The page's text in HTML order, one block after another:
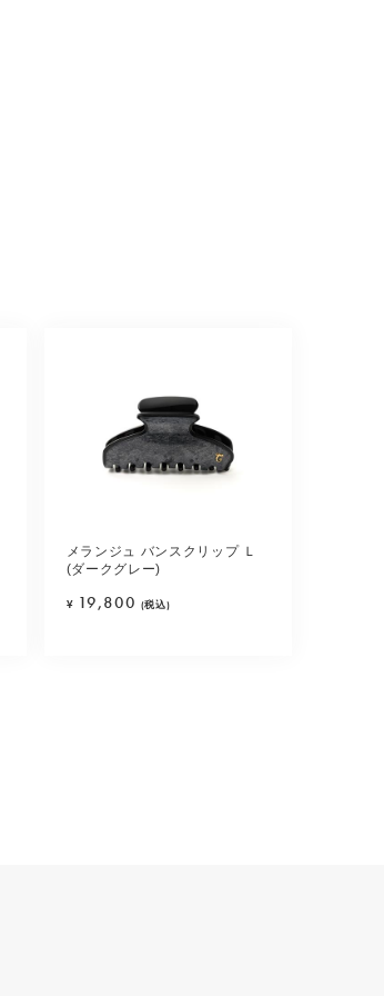
メランジュ バンスクリップ Ｌ
(ダークグレー)
¥ 19,800 (税込)